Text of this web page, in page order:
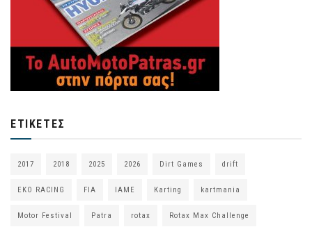
ΕΤΙΚΈΤΕΣ
2017 2018 2025 2026 Dirt Games drift
EKO RACING FIA IAME Karting kartmania
Motor Festival Patra rotax Rotax Max Challenge